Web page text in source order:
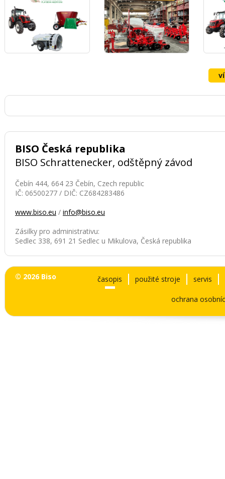
BISO Česká republika
BISO Schrattenecker, odštěpný závod
Čebín 444, 664 23 Čebín, Czech republic
IČ: 06500277 / DIČ: CZ684283486
www.biso.eu / info@biso.eu
Zásilky pro administrativu:
Sedlec 338, 691 21 Sedlec u Mikulova, Česká republika
© 2026 Biso časopis použité stroje servis
ochrana